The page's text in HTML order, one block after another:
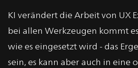
KI verändert die Arbeit von UX
bei allen Werkzeugen kommt
wie es eingesetzt wird - das
sein, es kann aber auch in eine